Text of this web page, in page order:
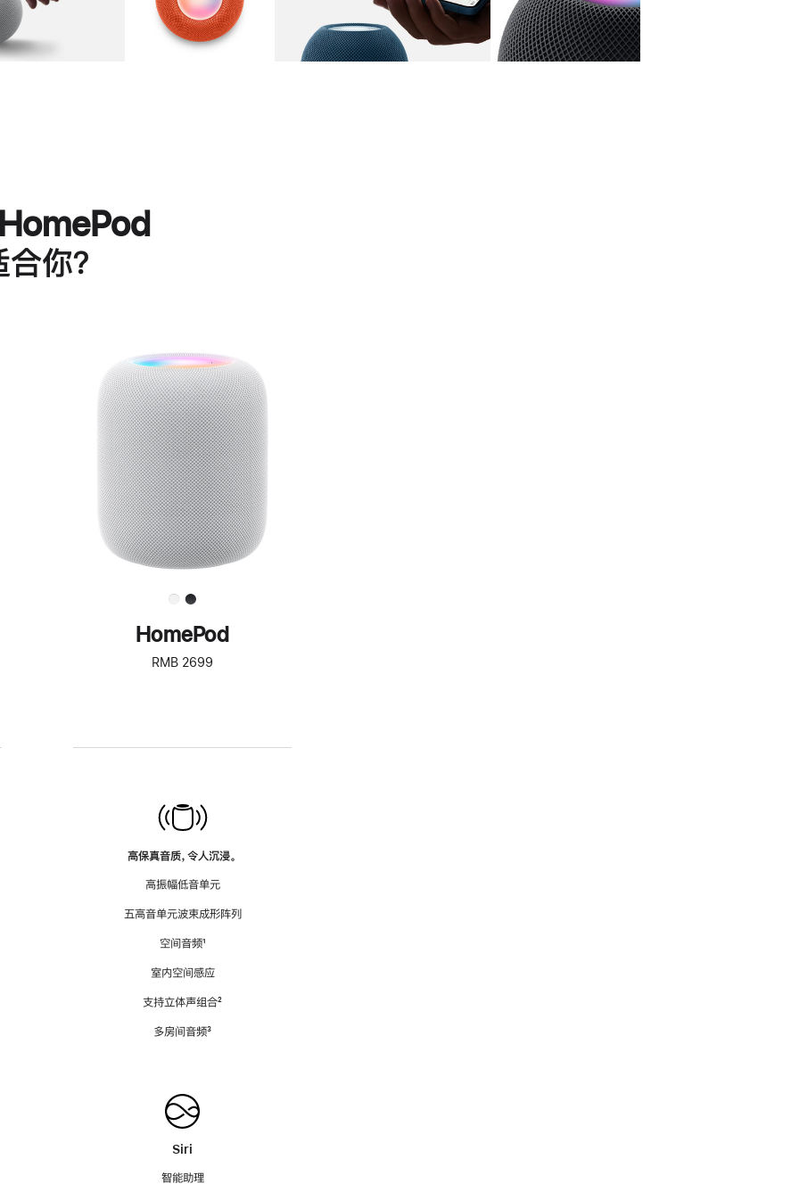
图库 图像 图库 图像 图库 图像 4 图库 图像 5
你？
进
一
步
了
解
HomePod<
HomePod
RMB 2699
高保真音质，令人沉浸。
高振幅低音单元
五高音单元波束成形阵列
空间音频脚
¹
室内空间感应
支持立体声组合脚
²
多房间音频脚
³
Siri
智能助理